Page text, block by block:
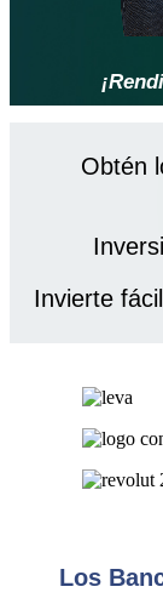
Obtén
Invierte
Los